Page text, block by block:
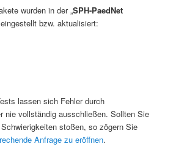
wurden in der „SPH-PaedNet
eingestellt bzw. aktualisiert:
lassen sich Fehler durch
nie vollständig ausschließen. Sollten Sie
stoßen, so zögern Sie
Anfrage zu eröffnen.